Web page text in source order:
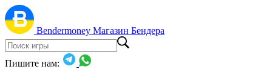
Bendermoney Магазин Бендера
Пишите нам: